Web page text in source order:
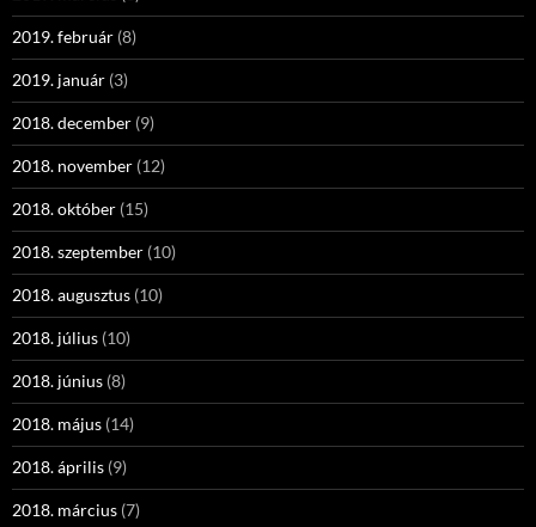
2019. február (8)
2019. január (3)
2018. december (9)
2018. november (12)
2018. október (15)
2018. szeptember (10)
2018. augusztus (10)
2018. július (10)
2018. június (8)
2018. május (14)
2018. április (9)
2018. március (7)